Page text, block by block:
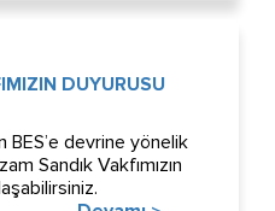
DUYURUSU
BES’e devrine yönelik
Sandık Vakfımızın